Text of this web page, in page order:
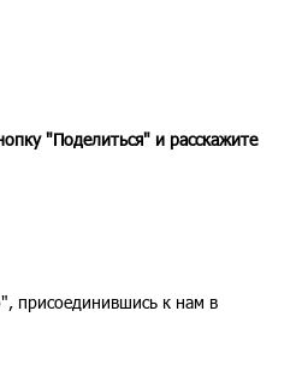
"Поделиться" и расскажите
присоединившись к нам в